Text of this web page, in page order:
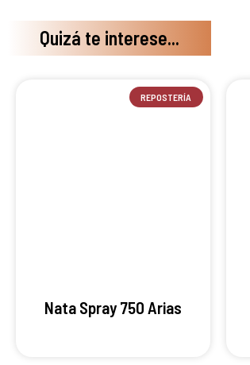
Quizá te interese...
REPOSTERÍA
Nata Spray 750 Arias